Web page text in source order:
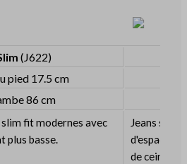
(J622)
pied 17.5 cm
86 cm
fit modernes avec
plus basse.
Jeans slim
d'espace
de ceinture